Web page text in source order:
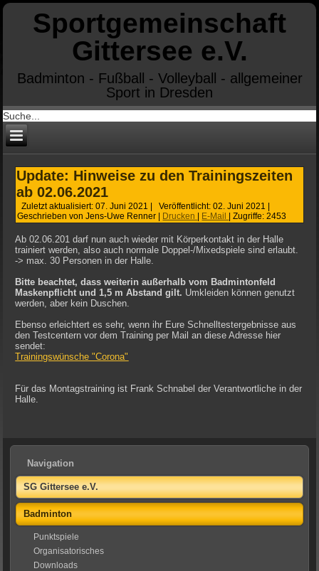
Sportgemeinschaft
Gittersee e.V.
Badminton - Fußball - Volleyball - allgemeiner
Sport in Dresden
Update: Hinweise zu den Trainingszeiten
ab 02.06.2021
Zuletzt aktualisiert: 07. Juni 2021 | Veröffentlicht: 02. Juni 2021 |
Geschrieben von Jens-Uwe Renner | Drucken | E-Mail |Zugriffe: 2453
Ab 02.06.201 darf nun auch wieder mit Körperkontakt in der Halle
trainiert werden, also auch normale Doppel-/Mixedspiele sind erlaubt.
-> max. 30 Personen in der Halle.
Bitte beachtet, dass weiterin außerhalb vom Badmintonfeld
Maskenpflicht und 1,5 m Abstand gilt. Umkleiden können genutzt
werden, aber kein Duschen.
Ebenso erleichtert es sehr, wenn ihr Eure Schnelltestergebnisse aus
den Testcentern vor dem Training per Mail an diese Adresse hier
sendet:
Trainingswünsche "Corona"
Für das Montagstraining ist Frank Schnabel der Verantwortliche in der
Halle.
Navigation
SG Gittersee e.V.
Badminton
Punktspiele
Organisatorisches
Downloads